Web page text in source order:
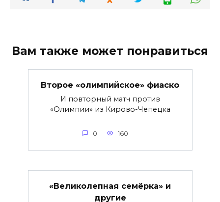
Вам также может понравиться
Второе «олимпийское» фиаско
И повторный матч против
«Олимпии» из Кирово-Чепецка
0 160
«Великолепная семёрка» и
другие